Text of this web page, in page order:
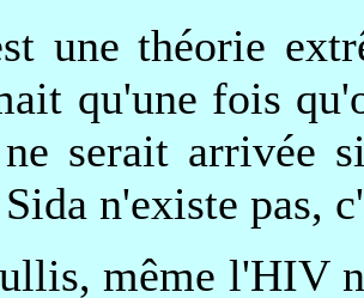
une théorie
qu'une fois
serait arrivée
n'existe pas,
même l'HIV